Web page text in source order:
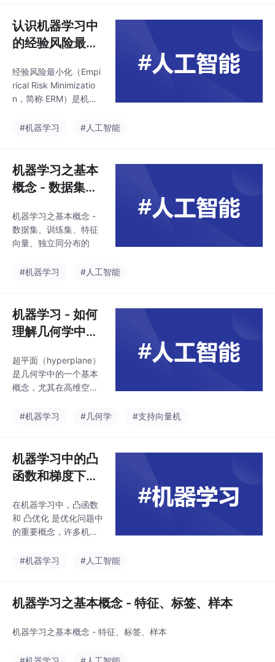
的几个概念：决策函
数、判别函数和符号函
数。
认识机器学习中
的经验风险最小
经验风险最小化（Empi
rical Risk Minimizatio
n，简称 ERM）是机器
框架，用于指导模型的
上的损失函数来优化模
型参数，从而提高模型
在训练集上的表现。
#机器学习 #人工智能
机器学习之基本
概念 - 数据集、
量、独立同分布
的
机器学习之基本概念 -
数据集、训练集、特征
向量、独立同分布的
#机器学习 #人工智能
机器学习 - 如何
理解几何学中的
超平面（hyperplane）
是几何学中的一个基本
概念，尤其在高维空间
作用。要理解超平面，
应用的角度来分析。
#机器学习 #几何学 #支持向量机
机器学习中的凸
函数和梯度下降
在机器学习中，凸函数
和 凸优化 是优化问题中
的重要概念，许多机器
一个凸函数。这些概念
率。
#机器学习 #人工智能
机器学习之基本概念 - 特征、标签、样本
机器学习之基本概念 - 特征、标签、样本